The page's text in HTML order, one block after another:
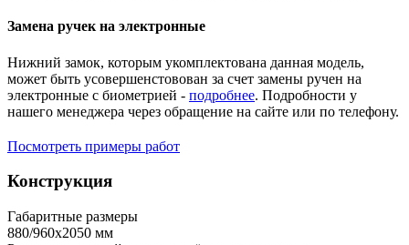
Замена ручек на электронные
Нижний замок, которым укомплектована данная модель,
может быть усовершенстовован за счет замены ручен на
электронные с биометрией - подробнее. Подробности у
нашего менеджера через обращение на сайте или по телефону.
Посмотреть примеры работ
Конструкция
Габаритные размеры
880/960х2050 мм